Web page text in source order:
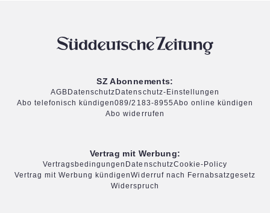
SZ Abonnements:
AGB Datenschutz Datenschutz-Einstellungen
Abo telefonisch kündigen089/2183-8955Abo online kündigen
Abo widerrufen
Vertrag mit Werbung:
Vertragsbedingungen DatenschutzCookie-Policy
Vertrag mit Werbung kündigenWiderruf nach Fernabsatzgesetz
Widerspruch